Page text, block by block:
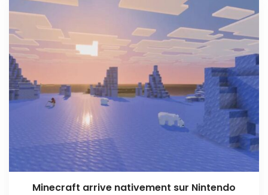
Minecraft arrive nativement sur Nintendo